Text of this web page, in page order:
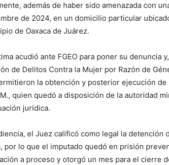
además de haber sido amenazada con
de 2024, en un domicilio particular
de Oaxaca de Juárez.
acudió ante FGEO para poner su denuncia
de Delitos Contra la Mujer por Razón de
la obtención y posterior ejecución
quien quedó a disposición de la autoridad
jurídica.
el Juez calificó como legal la detención
por lo que el imputado quedó en prisión
a proceso y otorgó un mes para el cierre